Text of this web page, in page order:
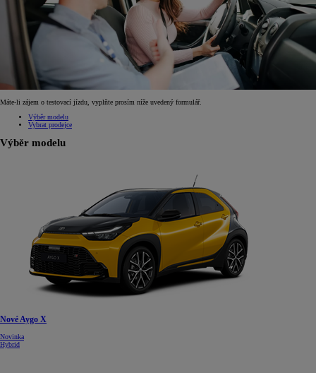
Máte-li zájem o testovací jízdu, vyplňte prosím níže uvedený formulář.
Výběr modelu
Vybrat prodejce
Výběr modelu
Nové Aygo X
Novinka
Hybrid